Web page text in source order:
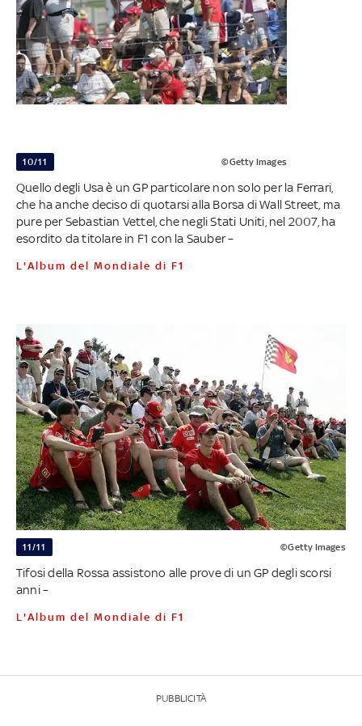
10/11 ©Getty Images
Quello degli Usa è un GP particolare non solo per la Ferrari,
che ha anche deciso di quotarsi alla Borsa di Wall Street, ma
pure per Sebastian Vettel, che negli Stati Uniti, nel 2007, ha
esordito da titolare in F1 con la Sauber –
L'Album del Mondiale di F1
11/11 ©Getty Images
Tifosi della Rossa assistono alle prove di un GP degli scorsi
anni –
L'Album del Mondiale di F1
PUBBLICITÀ